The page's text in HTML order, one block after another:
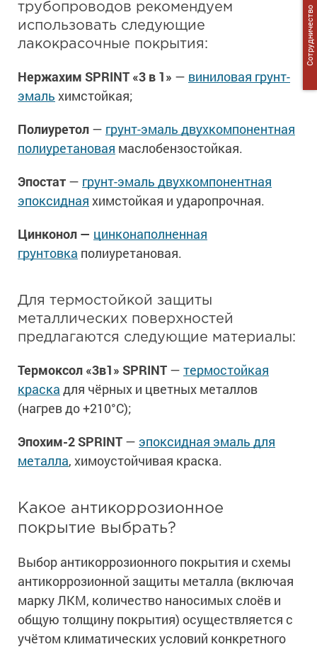
трубопроводов рекомендуем
использовать следующие
лакокрасочные покрытия:
Нержахим SPRINT «3 в 1» — виниловая грунт-
эмаль химстойкая;
Полиуретол — грунт-эмаль двухкомпонентная
полиуретановая маслобензостойкая.
Эпостат — грунт-эмаль двухкомпонентная
эпоксидная химстойкая и ударопрочная.
Цинконол — цинконаполненная
грунтовка полиуретановая.
Для термостойкой защиты
металлических поверхностей
предлагаются следующие материалы:
Термоксол «3в1» SPRINT — термостойкая
краска для чёрных и цветных металлов
(нагрев до +210°С);
Эпохим-2 SPRINT — эпоксидная эмаль для
металла, химоустойчивая краска.
Какое антикоррозионное
покрытие выбрать?
Выбор антикоррозионного покрытия и схемы
антикоррозионной защиты металла (включая
марку ЛКМ, количество наносимых слоёв и
общую толщину покрытия) осуществляется с
учётом климатических условий конкретного
Сотрудничество